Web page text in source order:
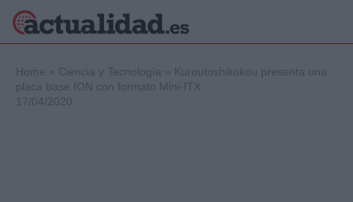
Home » Ciencia y Tecnología » Kuroutoshikokou presenta una
placa base ION con formato Mini-ITX
17/04/2020